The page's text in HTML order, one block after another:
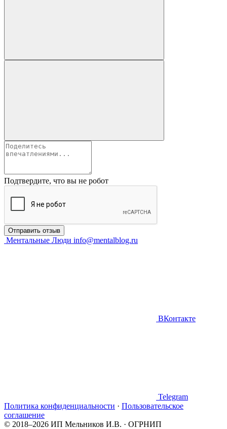
Подтвердите, что вы не робот
Отправить отзыв
Ментальные Люди info@mentalblog.ru
ВКонтакте
Telegram
Политика конфиденциальности · Пользовательское
соглашение
© 2018–2026 ИП Мельников И.В. · ОГРНИП